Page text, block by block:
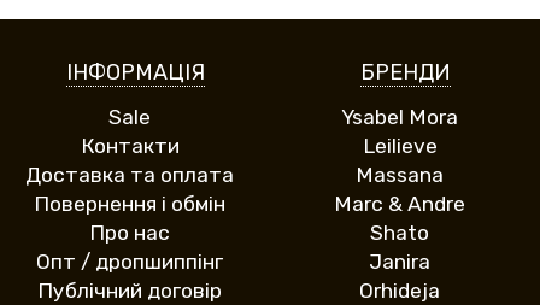
ІНФОРМАЦІЯ
Sale
Контакти
Доставка та оплата
Повернення і обмін
Про нас
Опт / дропшиппінг
Публічний договір
БРЕНДИ
Ysabel Mora
Leilieve
Massana
Marc & Andre
Shato
Janira
Orhideja